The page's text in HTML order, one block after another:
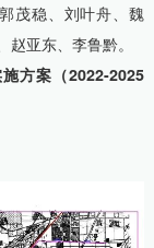
茂稳、刘叶舟、魏
亚东、李鲁黔。
方案（2022-2025